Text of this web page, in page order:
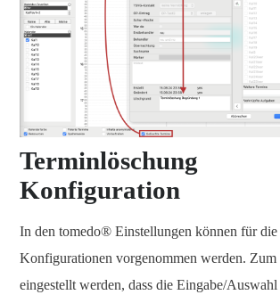
Terminlöschung
Konfiguration
In den tomedo® Einstellungen können für
Konfigurationen vorgenommen werden. Zum
eingestellt werden, dass die Eingabe/Auswahl